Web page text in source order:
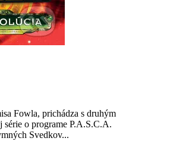
Fowla, prichádza s druhým
série o programe P.A.S.C.A.
Svedkov...